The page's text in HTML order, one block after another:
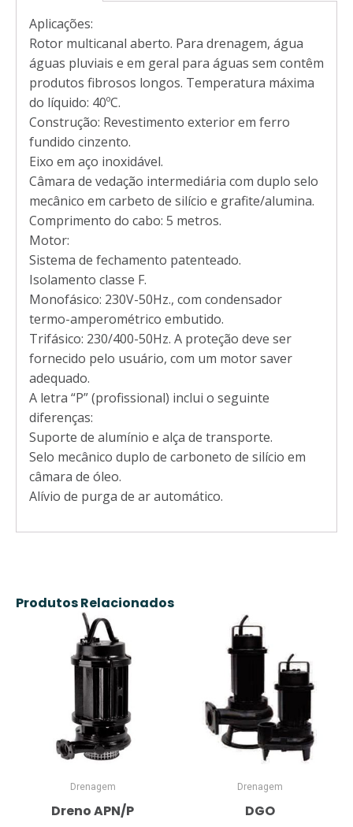
Aplicações:
Rotor multicanal aberto. Para drenagem, água
águas pluviais e em geral para águas sem contêm
produtos fibrosos longos. Temperatura máxima
do líquido: 40ºC.
Construção: Revestimento exterior em ferro
fundido cinzento.
Eixo em aço inoxidável.
Câmara de vedação intermediária com duplo selo
mecânico em carbeto de silício e grafite/alumina.
Comprimento do cabo: 5 metros.
Motor:
Sistema de fechamento patenteado.
Isolamento classe F.
Monofásico: 230V-50Hz., com condensador
termo-amperométrico embutido.
Trifásico: 230/400-50Hz. A proteção deve ser
fornecido pelo usuário, com um motor saver
adequado.
A letra “P” (profissional) inclui o seguinte
diferenças:
Suporte de alumínio e alça de transporte.
Selo mecânico duplo de carboneto de silício em
câmara de óleo.
Alívio de purga de ar automático.
Produtos Relacionados
Drenagem
Dreno APN/P
Drenagem
DGO